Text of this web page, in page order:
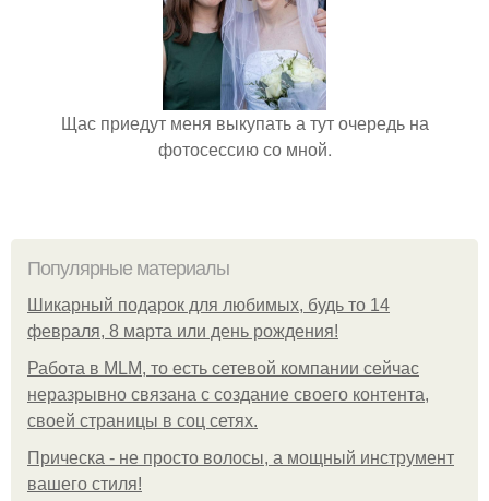
Щас приедут меня выкупать а тут очередь на
фотосессию со мной.
Популярные материалы
Шикарный подарок для любимых, будь то 14
февраля, 8 марта или день рождения!
Работа в MLM, то есть сетевой компании сейчас
неразрывно связана с создание своего контента,
своей страницы в соц сетях.
Прическа - не просто волосы, а мощный инструмент
вашего стиля!